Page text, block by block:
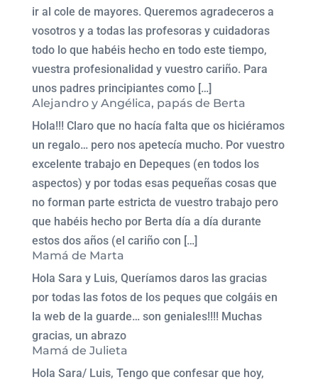
ir al cole de mayores. Queremos agradeceros a
vosotros y a todas las profesoras y cuidadoras
todo lo que habéis hecho en todo este tiempo,
vuestra profesionalidad y vuestro cariño. Para
unos padres principiantes como […]
Alejandro y Angélica, papás de Berta
Hola!!! Claro que no hacía falta que os hiciéramos
un regalo… pero nos apetecía mucho. Por vuestro
excelente trabajo en Depeques (en todos los
aspectos) y por todas esas pequeñas cosas que
no forman parte estricta de vuestro trabajo pero
que habéis hecho por Berta día a día durante
estos dos años (el cariño con […]
Mamá de Marta
Hola Sara y Luis, Queríamos daros las gracias
por todas las fotos de los peques que colgáis en
la web de la guarde… son geniales!!!! Muchas
gracias, un abrazo
Mamá de Julieta
Hola Sara/ Luis, Tengo que confesar que hoy,